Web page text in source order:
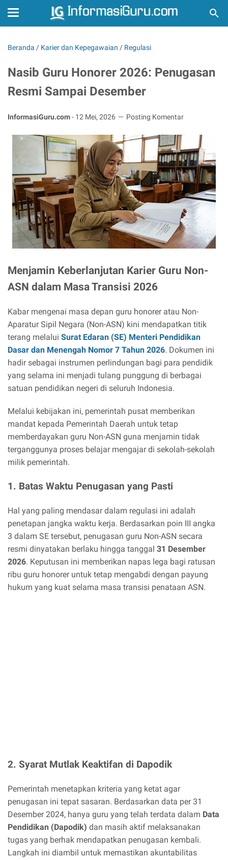
Beranda / Karier dan Kepegawaian / Regulasi
Nasib Guru Honorer 2026: Penugasan
Resmi Sampai Desember
InformasiGuru.com- 12 Mei, 2026 Posting Komentar
Menjamin Keberlanjutan Karier Guru Non-
ASN dalam Masa Transisi 2026
Kabar mengenai masa depan guru honorer atau Non-
Aparatur Sipil Negara (Non-ASN) kini mendapatkan titik
terang melalui Surat Edaran (SE) Menteri Pendidikan
Dasar dan Menengah Nomor 7 Tahun 2026. Dokumen ini
hadir sebagai instrumen perlindungan bagi para pendidik
yang selama ini menjadi tulang punggung di berbagai
satuan pendidikan negeri di seluruh Indonesia.
Melalui kebijakan ini, pemerintah pusat memberikan
mandat kepada Pemerintah Daerah untuk tetap
memberdayakan guru Non-ASN guna menjamin tidak
terganggunya proses belajar mengajar di sekolah-sekolah
milik pemerintah.
1. Batas Waktu Penugasan yang Pasti
Hal yang paling mendasar dalam regulasi ini adalah
penetapan jangka waktu kerja. Berdasarkan poin III angka
3 dalam SE tersebut, penugasan guru Non-ASN secara
resmi dinyatakan berlaku hingga tanggal 31 Desember
2026. Keputusan ini memberikan napas lega bagi ratusan
ribu guru honorer untuk tetap mengabdi dengan payung
hukum yang kuat selama masa transisi penataan ASN.
2. Syarat Mutlak Keaktifan di Dapodik
Pemerintah menetapkan kriteria yang ketat agar
penugasan ini tepat sasaran. Berdasarkan data per 31
Desember 2024, hanya guru yang telah terdata dalam Data
Pendidikan (Dapodik) dan masih aktif melaksanakan
tugas yang berhak mendapatkan penugasan kembali.
Langkah ini diambil untuk memastikan akuntabilitas